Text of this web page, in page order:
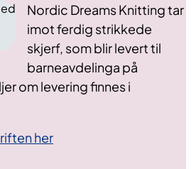
Nordic Dreams Knitting tar
imot ferdig strikkede
skjerf, som blir levert til
barneavdelinga på
om levering finnes i
her